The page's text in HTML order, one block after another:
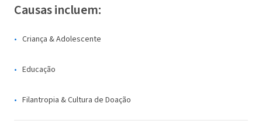
Causas incluem:
Criança & Adolescente
Educação
Filantropia & Cultura de Doação